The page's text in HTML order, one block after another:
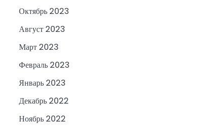
Октябрь 2023
Август 2023
Март 2023
Февраль 2023
Январь 2023
Декабрь 2022
Ноябрь 2022